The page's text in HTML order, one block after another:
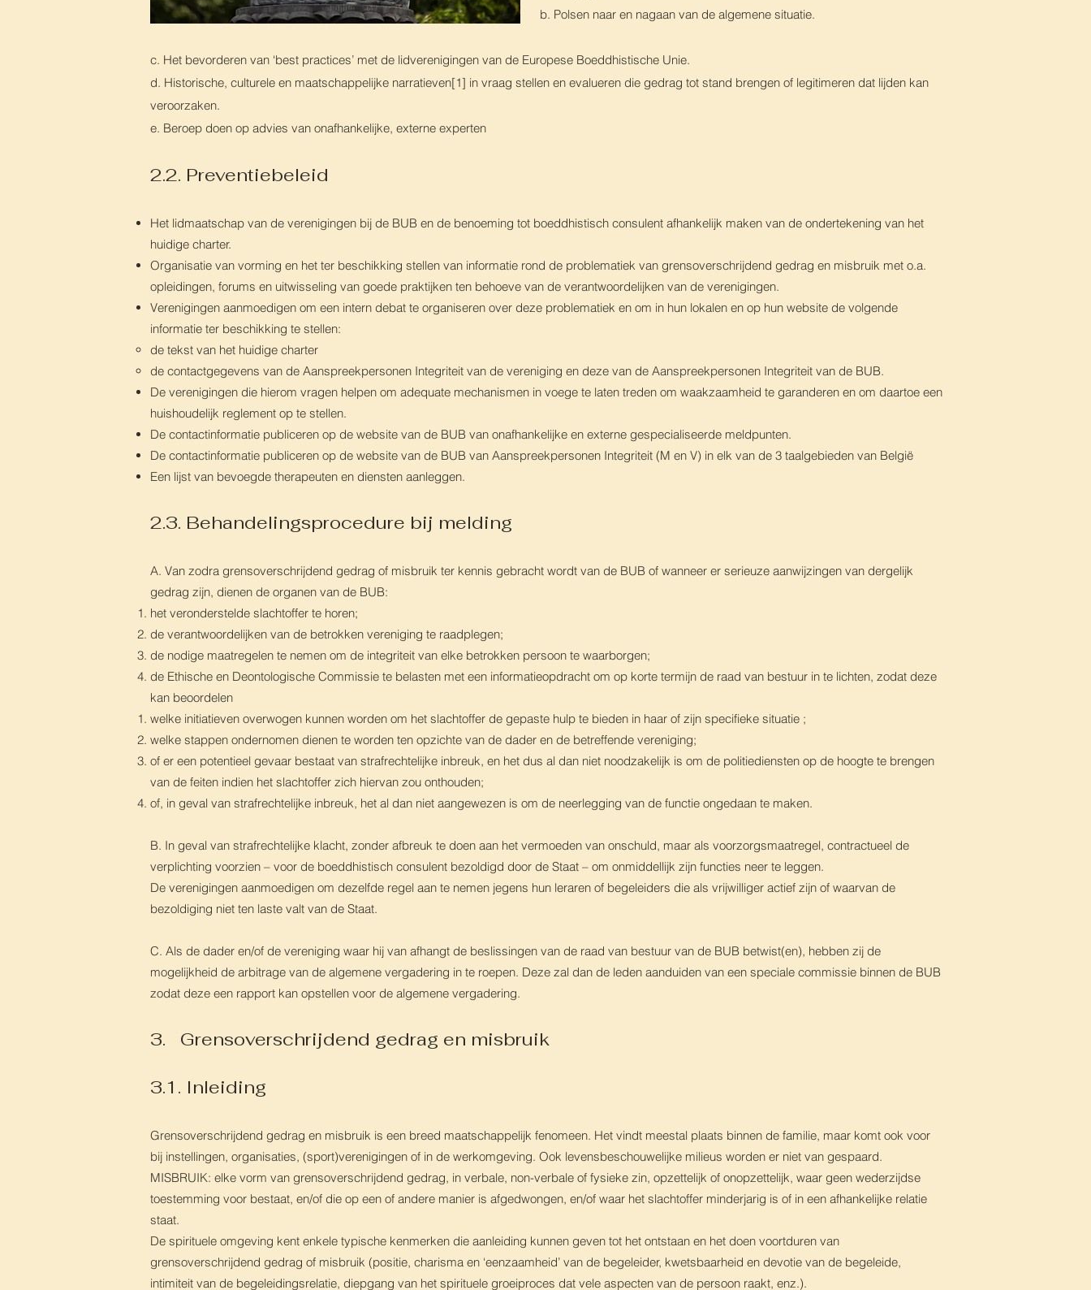
b. Polsen naar en nagaan van de algemene situatie.
c. Het bevorderen van ‘best practices’ met de lidverenigingen van de Europese Boeddhistische Unie.
d. Historische, culturele en maatschappelijke narratieven[1] in vraag stellen en evalueren die gedrag tot stand brengen of legitimeren dat lijden kan
veroorzaken.
e. Beroep doen op advies van onafhankelijke, externe experten
2.2. Preventiebeleid
Het lidmaatschap van de verenigingen bij de BUB en de benoeming tot boeddhistisch consulent afhankelijk maken van de ondertekening van het
huidige charter.
Organisatie van vorming en het ter beschikking stellen van informatie rond de problematiek van grensoverschrijdend gedrag en misbruik met o.a.
opleidingen, forums en uitwisseling van goede praktijken ten behoeve van de verantwoordelijken van de verenigingen.
Verenigingen aanmoedigen om een intern debat te organiseren over deze problematiek en om in hun lokalen en op hun website de volgende
informatie ter beschikking te stellen:
de tekst van het huidige charter
de contactgegevens van de Aanspreekpersonen Integriteit van de vereniging en deze van de Aanspreekpersonen Integriteit van de BUB.
De verenigingen die hierom vragen helpen om adequate mechanismen in voege te laten treden om waakzaamheid te garanderen en om daartoe een
huishoudelijk reglement op te stellen.
De contactinformatie publiceren op de website van de BUB van onafhankelijke en externe gespecialiseerde meldpunten.
De contactinformatie publiceren op de website van de BUB van Aanspreekpersonen Integriteit (M en V) in elk van de 3 taalgebieden van België
Een lijst van bevoegde therapeuten en diensten aanleggen.
2.3. Behandelingsprocedure bij melding
A. Van zodra grensoverschrijdend gedrag of misbruik ter kennis gebracht wordt van de BUB of wanneer er serieuze aanwijzingen van dergelijk
gedrag zijn, dienen de organen van de BUB:
het veronderstelde slachtoffer te horen;
de verantwoordelijken van de betrokken vereniging te raadplegen;
de nodige maatregelen te nemen om de integriteit van elke betrokken persoon te waarborgen;
de Ethische en Deontologische Commissie te belasten met een informatieopdracht om op korte termijn de raad van bestuur in te lichten, zodat deze
kan beoordelen
welke initiatieven overwogen kunnen worden om het slachtoffer de gepaste hulp te bieden in haar of zijn specifieke situatie ;
welke stappen ondernomen dienen te worden ten opzichte van de dader en de betreffende vereniging;
of er een potentieel gevaar bestaat van strafrechtelijke inbreuk, en het dus al dan niet noodzakelijk is om de politiediensten op de hoogte te brengen
van de feiten indien het slachtoffer zich hiervan zou onthouden;
of, in geval van strafrechtelijke inbreuk, het al dan niet aangewezen is om de neerlegging van de functie ongedaan te maken.
B. In geval van strafrechtelijke klacht, zonder afbreuk te doen aan het vermoeden van onschuld, maar als voorzorgsmaatregel, contractueel de
verplichting voorzien – voor de boeddhistisch consulent bezoldigd door de Staat – om onmiddellijk zijn functies neer te leggen.
De verenigingen aanmoedigen om dezelfde regel aan te nemen jegens hun leraren of begeleiders die als vrijwilliger actief zijn of waarvan de
bezoldiging niet ten laste valt van de Staat.
C. Als de dader en/of de vereniging waar hij van afhangt de beslissingen van de raad van bestuur van de BUB betwist(en), hebben zij de
mogelijkheid de arbitrage van de algemene vergadering in te roepen. Deze zal dan de leden aanduiden van een speciale commissie binnen de BUB
zodat deze een rapport kan opstellen voor de algemene vergadering.
3. Grensoverschrijdend gedrag en misbruik
3.1. Inleiding
Grensoverschrijdend gedrag en misbruik is een breed maatschappelijk fenomeen. Het vindt meestal plaats binnen de familie, maar komt ook voor
bij instellingen, organisaties, (sport)verenigingen of in de werkomgeving. Ook levensbeschouwelijke milieus worden er niet van gespaard.
MISBRUIK: elke vorm van grensoverschrijdend gedrag, in verbale, non-verbale of fysieke zin, opzettelijk of onopzettelijk, waar geen wederzijdse
toestemming voor bestaat, en/of die op een of andere manier is afgedwongen, en/of waar het slachtoffer minderjarig is of in een afhankelijke relatie
staat.
De spirituele omgeving kent enkele typische kenmerken die aanleiding kunnen geven tot het ontstaan en het doen voortduren van
grensoverschrijdend gedrag of misbruik (positie, charisma en ‘eenzaamheid’ van de begeleider, kwetsbaarheid en devotie van de begeleide,
intimiteit van de begeleidingsrelatie, diepgang van het spirituele groeiproces dat vele aspecten van de persoon raakt, enz.).